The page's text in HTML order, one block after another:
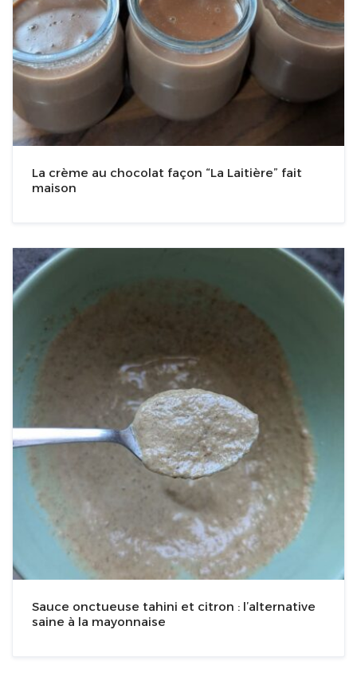
La crème au chocolat façon “La Laitière” fait
maison
Sauce onctueuse tahini et citron : l’alternative
saine à la mayonnaise